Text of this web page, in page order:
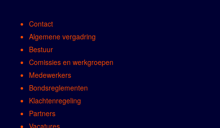
Contact
Algemene vergadring
Bestuur
Comissies en werkgroepen
Medewerkers
Bondsreglementen
Klachtenregeling
Partners
Vacatures